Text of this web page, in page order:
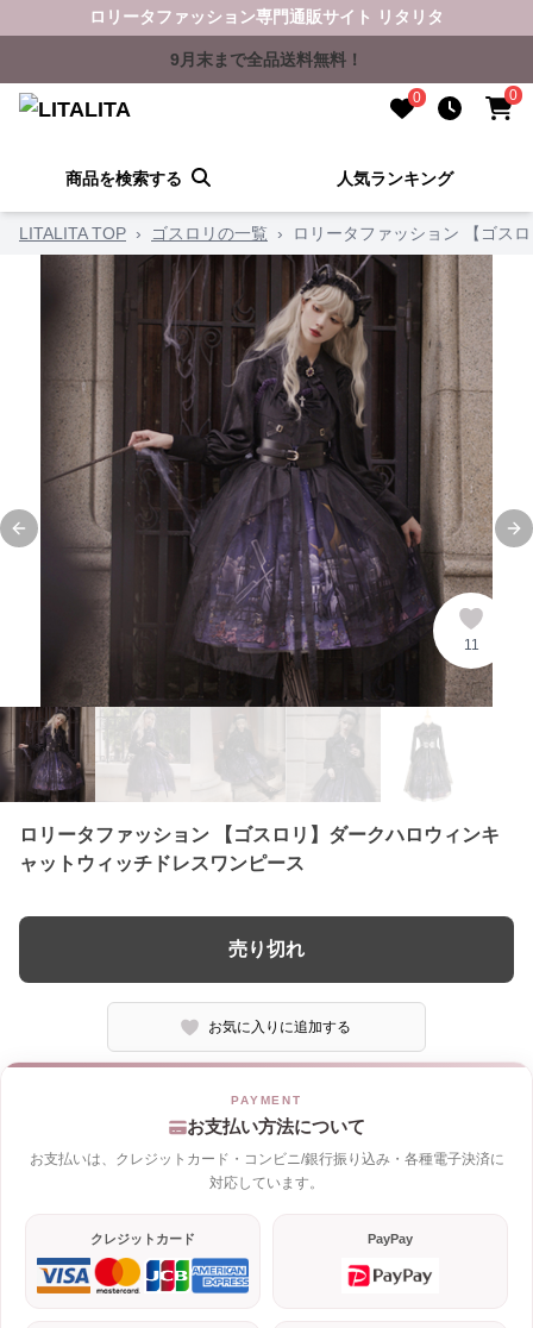
ロリータファッション専門通販サイト リタリタ
9月末まで全品送料無料！
0 0
商品を検索する 人気ランキング
LITALITA TOP › ゴスロリの一覧 › ロリータファッション 【ゴス
Previous slide
11
ロリータファッション 【ゴスロリ】ダークハロウィンキ
ャットウィッチドレスワンピース
売り切れ
お気に入りに追加する
お支払い方法について
お支払いは、クレジットカード・コンビニ/銀行振り込み・各種電子決済に
対応しています。
クレジットカード PayPay